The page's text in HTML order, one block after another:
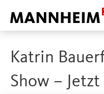
Katrin
Show –